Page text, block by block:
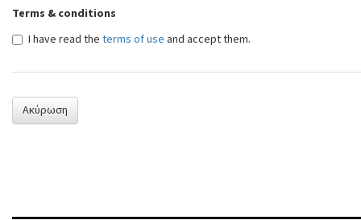
Terms & conditions
I have read the terms of use and accept them.
Ακύρωση